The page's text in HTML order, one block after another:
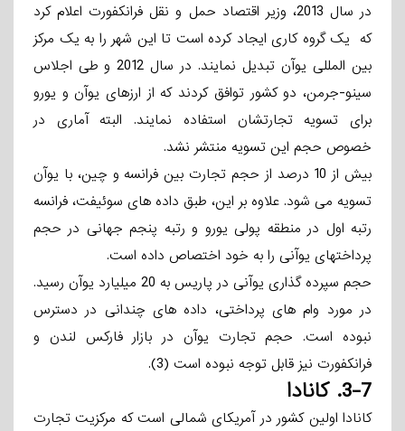
در سال 2013، وزیر اقتصاد حمل و نقل فرانکفورت اعلام کرد
که یک گروه کاری ایجاد کرده است تا این شهر را به یک مرکز
بین­ المللی یوآن تبدیل نمایند. در سال 2012 و طی اجلاس
سینو-جرمن، دو کشور توافق کردند که از ارزهای یوآن و یورو
برای تسویه تجارتشان استفاده نمایند. البته آماری در
خصوص حجم این تسویه منتشر نشد.
بیش از 10 درصد از حجم تجارت بین فرانسه و چین، با یوآن
تسویه می ­شود. علاوه بر این، طبق داده­ های سوئیفت، فرانسه
رتبه اول در منطقه پولی یورو و رتبه پنجم جهانی در حجم
پرداختهای یوآنی را به خود اختصاص داده است.
حجم سپرده­ گذاری یوآنی در پاریس به 20 میلیارد یوآن رسید.
در مورد وام های پرداختی، داده­ های چندانی در دسترس
نبوده است. حجم تجارت یوآن در بازار فارکس لندن و
فرانکفورت نیز قابل توجه نبوده است (3).
3-7. کانادا
کانادا اولین کشور در آمریکای شمالی است که مرکزیت تجارت